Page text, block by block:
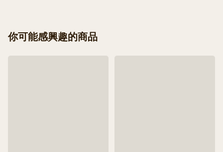
你可能感興趣的商品